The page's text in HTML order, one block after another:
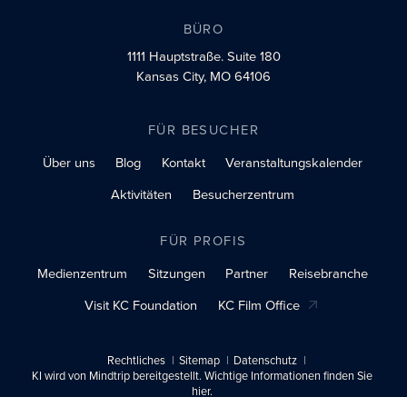
BÜRO
1111 Hauptstraße.Suite 180
Kansas City, MO 64106
FÜR BESUCHER
Über uns
Blog Kontakt
Veranstaltungskalender
Aktivitäten
Besucherzentrum
FÜR PROFIS
Medienzentrum
Sitzungen Partner
Reisebranche
Visit KC Foundation
KC Film Office
Rechtliches Sitemap
Datenschutz
KI wird von Mindtrip bereitgestellt. Wichtige Informationen finden Sie
hier.